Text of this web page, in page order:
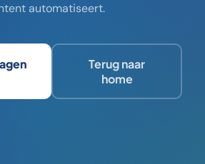
automatiseert.
Terug naar
home